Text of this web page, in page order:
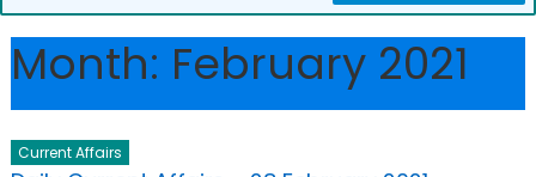
Month: February 2021
Current Affairs